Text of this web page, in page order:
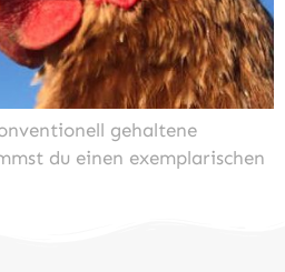
gehaltene
du einen exemplarischen